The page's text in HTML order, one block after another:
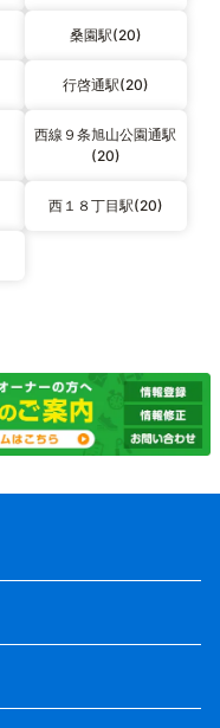
桑園駅(20)
行啓通駅(20)
西線９条旭山公園通駅
(20)
西１８丁目駅(20)